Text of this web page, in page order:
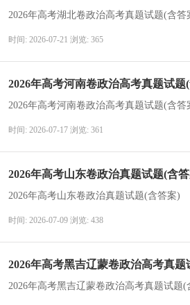
2026年高考湖北卷政治高考真题试题(含答
时间: 2026-07-21 浏览: 365
2026年高考河南卷政治高考真题试题
2026年高考河南卷政治高考真题试题(含答
时间: 2026-07-17 浏览: 361
2026年高考山东卷政治真题试题(含
2026年高考山东卷政治真题试题(含答案)
时间: 2026-07-09 浏览: 438
2026年高考黑吉辽蒙卷政治高考真题
2026年高考黑吉辽蒙卷政治高考真题试题(